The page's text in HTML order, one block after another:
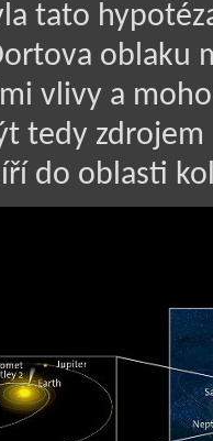
tato
oblaku
vlivy a
tedy
do oblasti